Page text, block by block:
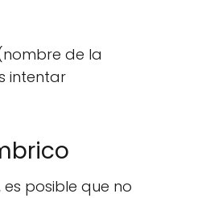
de la
intentar
posible que no